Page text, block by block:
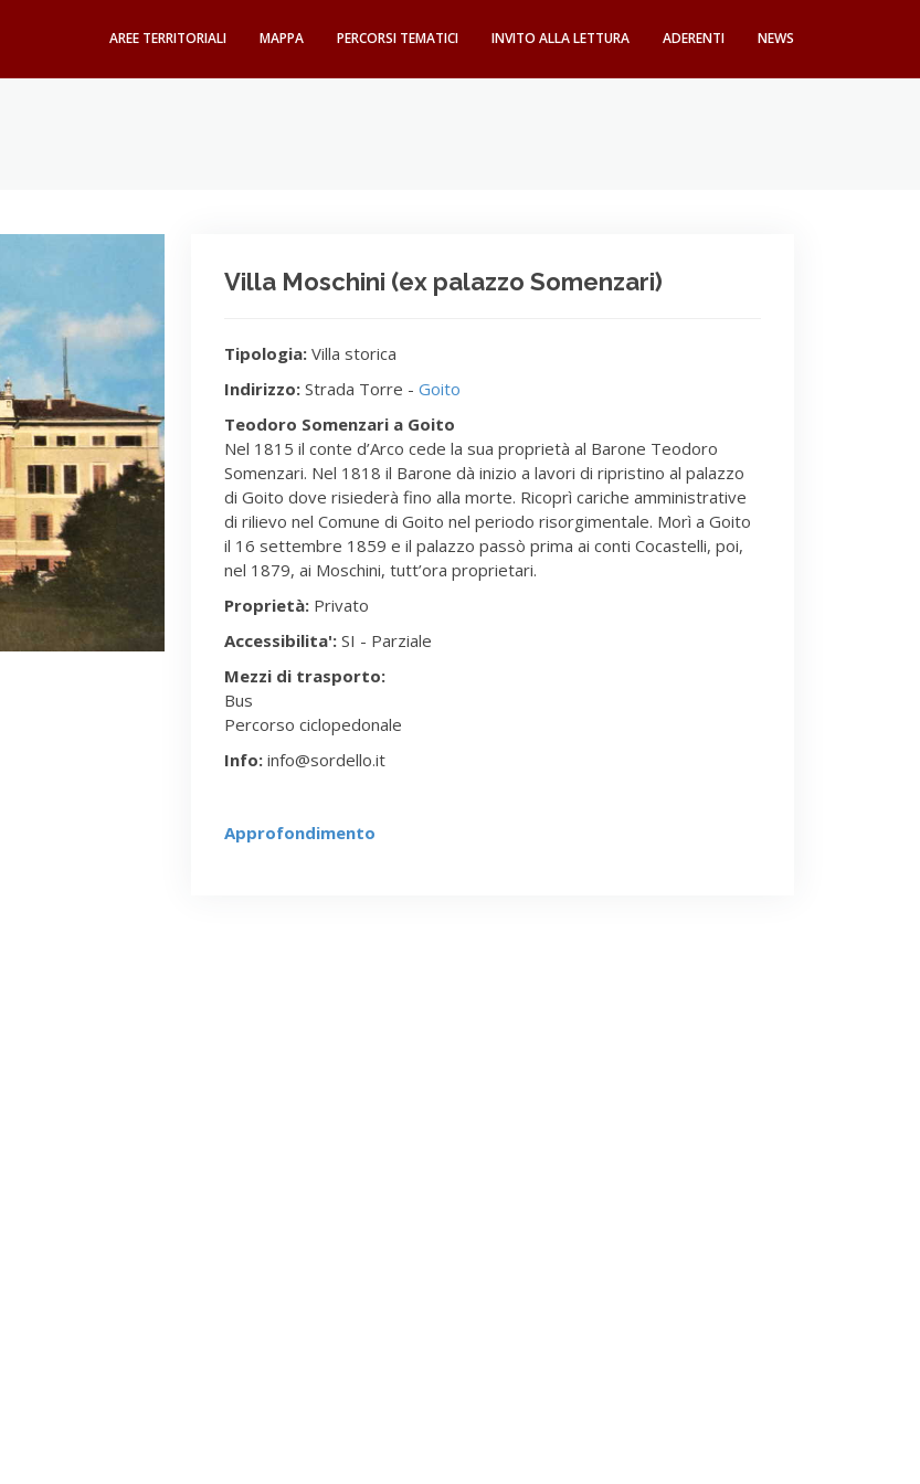
AREE TERRITORIALI MAPPA PERCORSI TEMATICI INVITO ALLA LETTURA ADERENTI NEWS
Cartolina anni '50
Villa Moschini (ex palazzo Somenzari)
Tipologia: Villa storica
Indirizzo: Strada Torre - Goito
Teodoro Somenzari a Goito
Nel 1815 il conte d’Arco cede la sua proprietà al Barone Teodoro
Somenzari. Nel 1818 il Barone dà inizio a lavori di ripristino al palazzo
di Goito dove risiederà fino alla morte. Ricoprì cariche amministrative
di rilievo nel Comune di Goito nel periodo risorgimentale. Morì a Goito
il 16 settembre 1859 e il palazzo passò prima ai conti Cocastelli, poi,
nel 1879, ai Moschini, tutt’ora proprietari.
Proprietà: Privato
Accessibilita': SI - Parziale
Mezzi di trasporto:
Bus
Percorso ciclopedonale
Info: info@sordello.it
Approfondimento